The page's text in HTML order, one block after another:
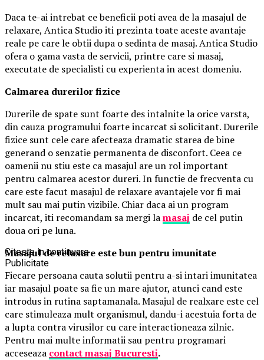
Daca te-ai intrebat ce beneficii poti avea de la masajul de
relaxare, Antica Studio iti prezinta toate aceste avantaje
reale pe care le obtii dupa o sedinta de masaj. Antica Studio
ofera o gama vasta de servicii, printre care si masaj,
executate de specialisti cu experienta in acest domeniu.
Calmarea durerilor fizice
Durerile de spate sunt foarte des intalnite la orice varsta,
din cauza programului foarte incarcat si solicitant. Durerile
fizice sunt cele care afecteaza dramatic starea de bine
generand o senzatie permanenta de disconfort. Ceea ce
oamenii nu stiu este ca masajul are un rol important
pentru calmarea acestor dureri. In functie de frecventa cu
care este facut masajul de relaxare avantajele vor fi mai
mult sau mai putin vizibile. Chiar daca ai un program
incarcat, iti recomandam sa mergi lamasaj de cel putin
doua ori pe luna.
Masajul de relaxare este bun pentru imunitate
Fiecare persoana cauta solutii pentru a-si intari imunitatea
iar masajul poate sa fie un mare ajutor, atunci cand este
introdus in rutina saptamanala. Masajul de realxare este cel
care stimuleaza mult organismul, dandu-i acestuia forta de
a lupta contra virusilor cu care interactioneaza zilnic.
Pentru mai multe informatii sau pentru programari
acceseaza contact masaj Bucuresti.
Citeste in continuare
Publicitate